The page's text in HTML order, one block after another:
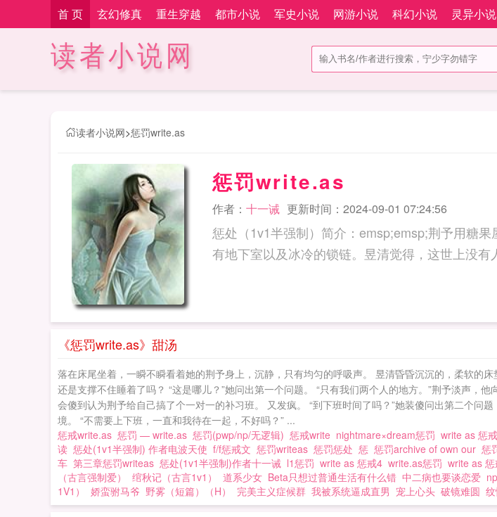
首 页 玄幻修真 重生穿越 都市小说 军史小说 网游小说 科幻小说 灵异小说
读者小说网
读者小说网>惩罚write.as
惩罚write.as
作者： 十一诫 更新时间：2024-09-01 07:24:56
惩处（1v1半强制）简介：emsp;emsp;荆予用糖
《惩罚write.as》甜汤
落在床尾坐着，一瞬不瞬看着她的荆予身上，沉静，只有均匀的呼吸声。 昱清昏昏沉沉的，柔软的
还是支撑不住睡着了吗？ “这是哪儿？”她问出第一个问题。 “只有我们两个人的地方。”荆予淡声，
会傻到认为荆予给自己搞了个一对一的补习班。 又发疯。 “到下班时间了吗？”她装傻问出第二个
境。 “不需要上下班，一直和我待在一起，不好吗？” ...
惩戒write.as 惩罚 — write.as 惩罚(pwp/np/无逻辑) 惩戒write nightmare×dream惩罚 write as 惩
读 惩处(1v1半强制) 作者电波天使 f/f惩戒文 惩罚writeas 惩罚惩处 惩 惩罚archive of own our 惩
车 第三章惩罚writeas 惩处(1v1半强制)作者十一诫 l1惩罚 write as 惩戒4 write.as惩罚 write as
（古言强制爱）
绾秋记（古言1v1） 道系少女 Beta只想过普通生活有什么错 中二病也要谈恋爱
1V1）
娇蛮驸马爷 野雾（短篇）（H） 完美主义症候群 我被系统逼成直男 宠上心头 破镜难圆